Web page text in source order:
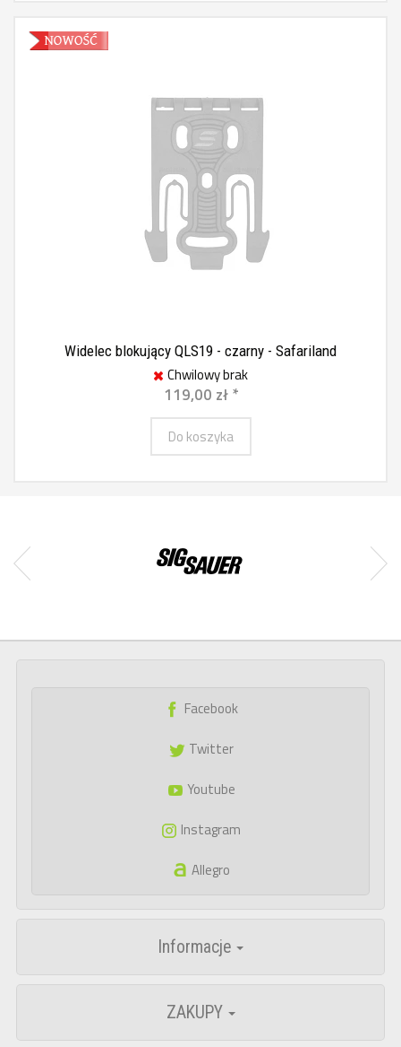
Widelec blokujący QLS19 - czarny - Safariland
Chwilowy brak
119,00 zł *
Do koszyka
Facebook
Twitter
Youtube
Instagram
Allegro
Informacje
ZAKUPY